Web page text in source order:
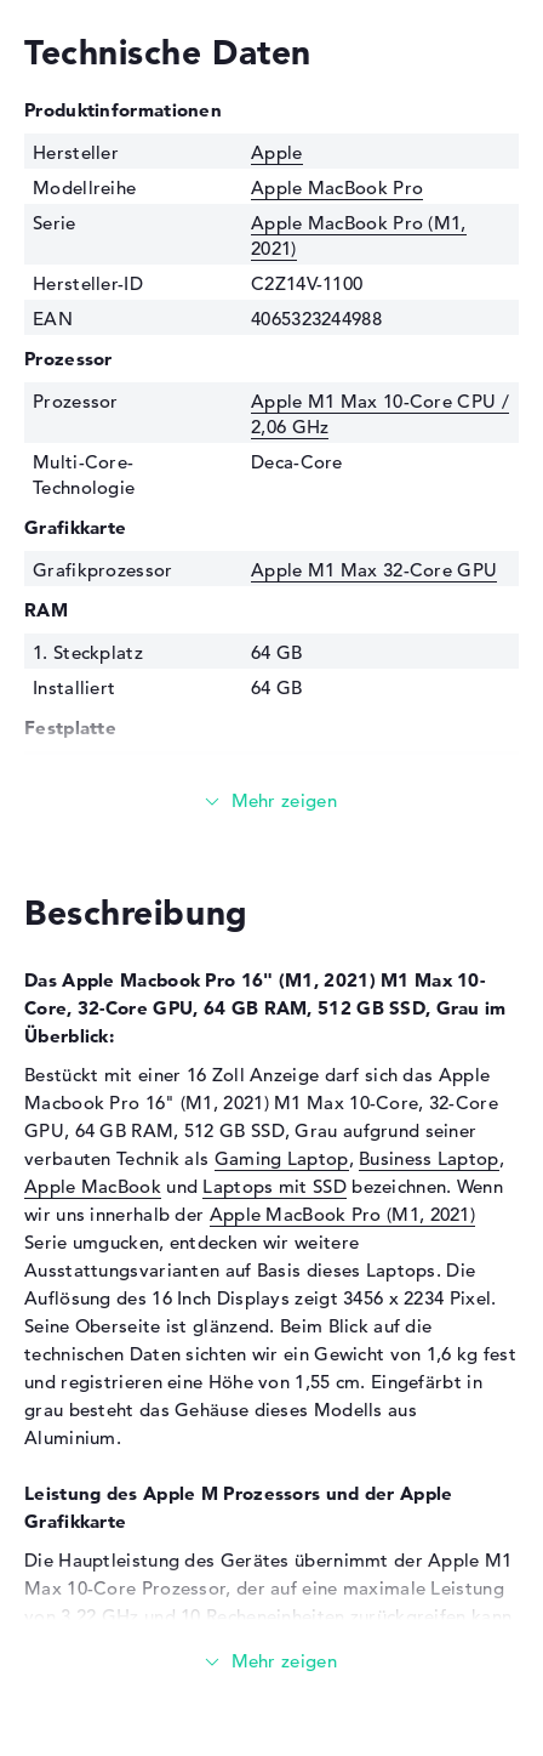
Technische Daten
Produktinformationen
Hersteller
Apple
Modellreihe
Apple MacBook Pro
Serie
Apple MacBook Pro (M1,
2021)
Hersteller-ID
C2Z14V-1100
EAN
4065323244988
Prozessor
Prozessor
Apple M1 Max 10-Core CPU /
2,06 GHz
Multi-Core-
Technologie
Deca-Core
Grafikkarte
Grafikprozessor
Apple M1 Max 32-Core GPU
RAM
1. Steckplatz
64 GB
Installiert
64 GB
Festplatte
PCIe
Display
Display-Typ
16" TFT
Max. Auflösung
3456 x 2234
Besonderheiten
Hintergrundbeleuchtung,
Retina, Mini LED, True Tone
Kartenleser
Unterstützte Flash-
Speicherkarten
SD Memory Card, SDHC,
SDXC
Audio
Soundkarte
vorhanden
Mikrofon
vorhanden
Webcam
Sensorauflösung
2 MP
Eingabegeräte
Eingabegeräte
Multi-Touch-Trackpad,
Netzwerk
802.11b, 802.11g, 802.11n
Beschreibung
Das Apple Macbook Pro 16" (M1, 2021) M1 Max 10-
Core, 32-Core GPU, 64 GB RAM, 512 GB SSD, Grau im
Überblick:
Bestückt mit einer 16 Zoll Anzeige darf sich das Apple
Macbook Pro 16" (M1, 2021) M1 Max 10-Core, 32-Core
GPU, 64 GB RAM, 512 GB SSD, Grau aufgrund seiner
verbauten Technik als Gaming Laptop, Business Laptop,
Apple MacBookund Laptops mit SSDbezeichnen. Wenn
wir uns innerhalb der Apple MacBook Pro (M1, 2021)
Serie umgucken, entdecken wir weitere
Ausstattungsvarianten auf Basis dieses Laptops. Die
Auflösung des 16 Inch Displays zeigt 3456 x 2234 Pixel.
Seine Oberseite ist glänzend. Beim Blick auf die
technischen Daten sichten wir ein Gewicht von 1,6 kg fest
und registrieren eine Höhe von 1,55 cm. Eingefärbt in
grau besteht das Gehäuse dieses Modells aus
Aluminium.
Leistung des Apple M Prozessors und der Apple
Grafikkarte
Die Hauptleistung des Gerätes übernimmt der Apple M1
Max 10-Core Prozessor, der auf eine maximale Leistung
von 3.22 GHz und 10 Recheneinheiten zurückgreifen kann.
Apple M1 Max 32-Core GPU